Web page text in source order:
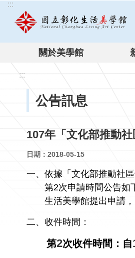
跳到主要內容區塊
:::
關於美學館
:::
公告訊息
107年「文化部推動
日期：2018-05-15
一、依據「文化部推動社
第2次申請時間公告如
生活美學館提出申請，
二、收件時間：
第2次收件時間：自